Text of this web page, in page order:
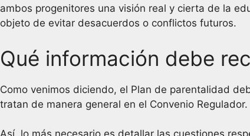
ambos progenitores una visión real y cierta de la
objeto de evitar desacuerdos o conflictos futuros.
Qué información debe
Como venimos diciendo, el Plan de parentalidad
tratan de manera general en el Convenio Regulador.
Así, lo más necesario es detallar las cuestiones